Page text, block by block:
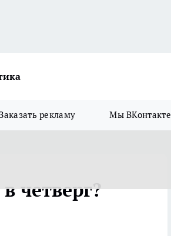
рекламу Мы ВКонтакте
четверг?